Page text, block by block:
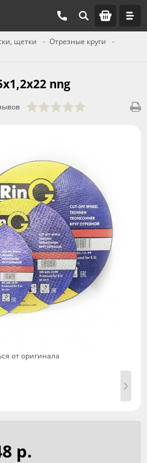
щетки
Отрезные круги
nng
от оригинала
р.